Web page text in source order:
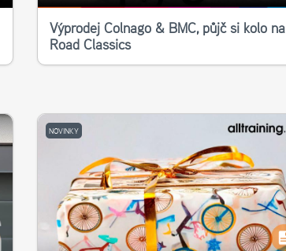
Výprodej Colnago & BMC, půjč si kolo na
Road Classics
NOVINKY